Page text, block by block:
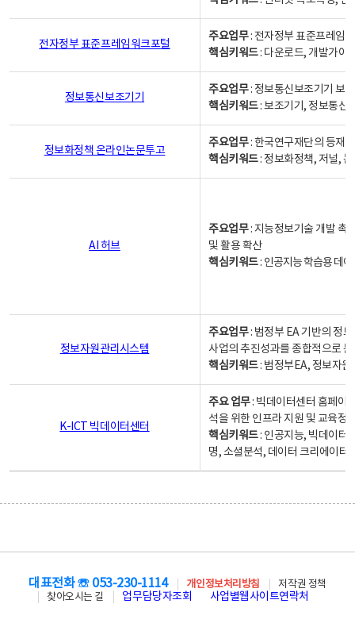
전자정부 표준프레임워크포털
주요업무: 전자정부 표준프레임
핵심키워드: 다운로드, 개발가이
정보통신보조기기
주요업무: 정보통신보조기기 보
핵심키워드: 보조기기, 정보통신
정보화정책 온라인논문투고
주요업무: 한국연구재단의 등재
핵심키워드: 정보화정책, 저널,
AI 허브
주요업무: 지능정보기술 개발 촉
및 활용 확산
핵심키워드: 인공지능 학습용 데
정보자원관리시스템
주요업무: 범정부 EA 기반의 정
사업의 추진성과를 종합적으로
핵심키워드: 범정부EA, 정보자
K-ICT 빅데이터센터
주요 업무: 빅데이터센터 홈페이
석을 위한 인프라 지원 및 교육정
핵심키워드: 인공지능, 빅데이터,
명, 소셜분석, 데이터 크리에이터
대표전화 ☏ 053-230-1114 개인정보처리방침
저작권 정책
찾아오시는 길
업무담당자조회 사업별웹사이트연락처